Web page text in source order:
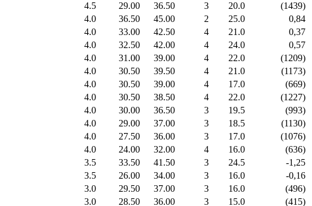
4.5 29.00 36.50 3 20.0
(1439)
4.0 36.50 45.00 2 25.0
0,84
4.0 33.00 42.50 4 21.0
0,37
4.0 32.50 42.00 4 24.0
0,57
4.0 31.00 39.00 4 22.0
(1209)
4.0 30.50 39.50 4 21.0
(1173)
4.0 30.50 39.00 4 17.0
(669)
4.0 30.50 38.50 4 22.0
(1227)
4.0 30.00 36.50 3 19.5
(993)
4.0 29.00 37.00 3 18.5
(1130)
4.0 27.50 36.00 3 17.0
(1076)
4.0 24.00 32.00 4 16.0
(636)
3.5 33.50 41.50 3 24.5
-1,25
3.5 26.00 34.00 3 16.0
-0,16
3.0 29.50 37.00 3 16.0
(496)
3.0 28.50 36.00 3 15.0 (415)